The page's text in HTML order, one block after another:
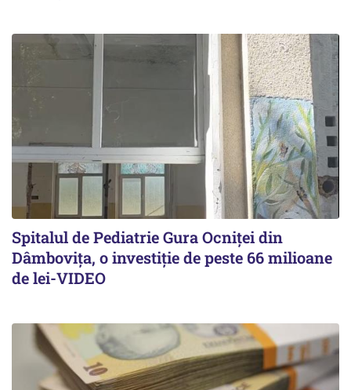
Spitalul de Pediatrie Gura Ocniței din
Dâmbovița, o investiție de peste 66 milioane
de lei-VIDEO